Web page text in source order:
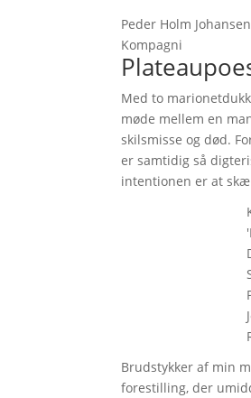
Peder Holm
Kompagni
Med to
møde mellem en
skilsmisse og død.
er samtidig så
intentionen er at
Brudstykker af min
forestilling, der